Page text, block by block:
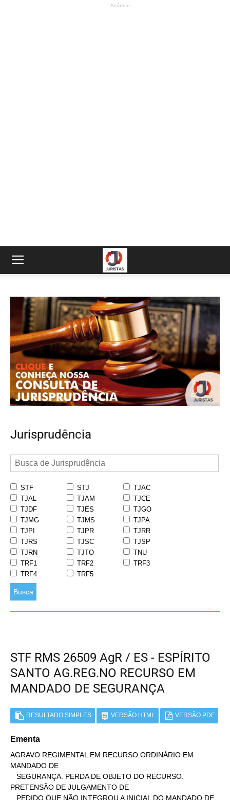
- Anúncio -
Jurisprudência
STF STJ
TJAC
TJAL
TJAM
TJCE
TJDF
TJES
TJGO
TJMG
TJMS
TJPA
TJPI
TJPR
TJRR
TJRS
TJSC
TJSP
TJRN
TJTO
TNU
TRF1
TRF2
TRF3
TRF4
TRF5
Busca
STF RMS 26509 AgR / ES - ESPÍRITO
SANTO AG.REG.NO RECURSO EM
MANDADO DE SEGURANÇA
RESULTADO SIMPLES VERSÃO HTML VERSÃO PDF
Ementa
AGRAVO REGIMENTAL EM RECURSO ORDINÁRIO EM
MANDADO DE
PRETENSÃO DE JULGAMENTO DE